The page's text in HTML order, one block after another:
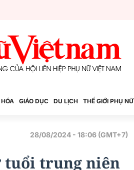
GIÁO DỤC DU LỊCH THẾ GIỚI PHỤ NỮ
28/08/2024 - 18:06 (GMT+7)
tuổi trung niên